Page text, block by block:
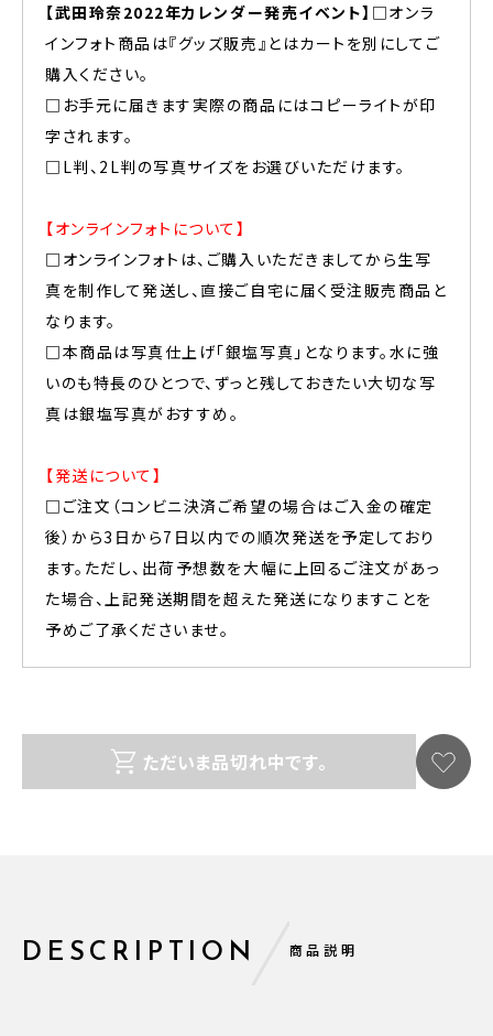
【武田玲奈2022年カレンダー発売イベント】 □オンラ
インフォト商品は『グッズ販売』とはカートを別にしてご
購入ください。
□お手元に届きます実際の商品にはコピーライトが印
字されます。
□L判、2L判の写真サイズをお選びいただけます。
【オンラインフォトについて】
□オンラインフォトは、ご購入いただきましてから生写
真を制作して発送し、直接ご自宅に届く受注販売商品と
なります。
□本商品は写真仕上げ「銀塩写真」となります。水に強
いのも特長のひとつで、ずっと残しておきたい大切な写
真は銀塩写真がおすすめ。
【発送について】
□ご注文（コンビニ決済ご希望の場合はご入金の確定
後）から3日から7日以内での順次発送を予定しており
ます。ただし、出荷予想数を大幅に上回るご注文があっ
た場合、上記発送期間を超えた発送になりますことを
予めご了承くださいませ。
ただいま品切れ中です。
DESCRIPTION 商品説明